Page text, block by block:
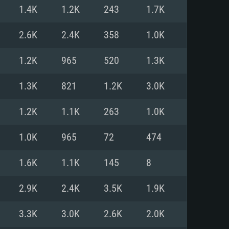
DirectX 11 ou plus et
1060 et plus, Radeon RX
Internet à haut débit
Vega II ou plus avec
Internet à haut débit
1060 avec les derniers
mois) / de même pour AMD
les derniers drivers de
1.4K 1.2K 243 1.7K
2.6K 2.4K 358 1.0K
1.2K 965 520 1.3K
1.3K 821 1.2K 3.0K
1.2K 1.1K 263 1.0K
1.0K 965 72 474
1.6K 1.1K 145 8
2.9K 2.4K 3.5K 1.9K
3.3K 3.0K 2.6K 2.0K